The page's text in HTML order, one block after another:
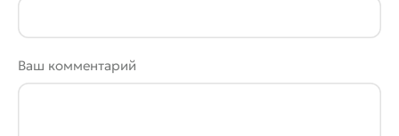
Ваш комментарий